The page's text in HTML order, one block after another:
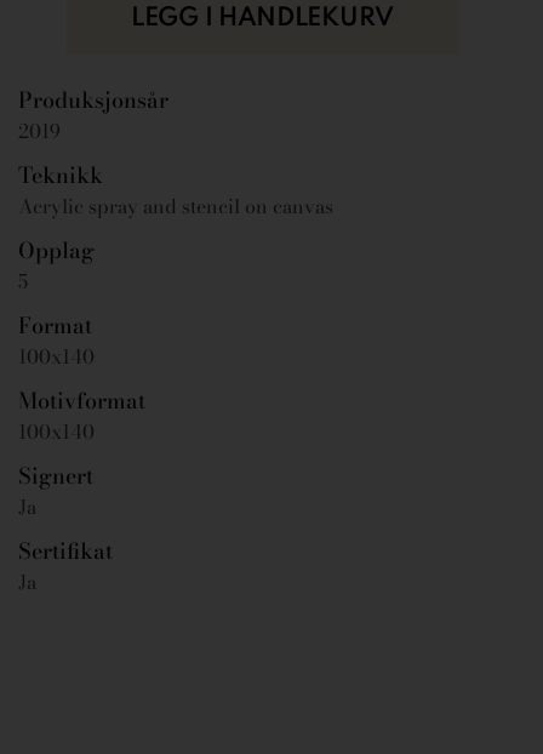
LEGG I HANDLEKURV
Produksjonsår
2019
Teknikk
Acrylic spray and stencil on canvas
Opplag
5
Format
100x140
Motivformat
100x140
Signert
Ja
Sertifikat
Ja